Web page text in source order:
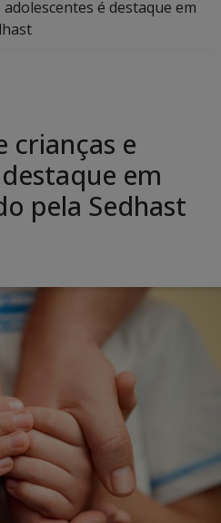
é destaque em
crianças e
em
pela Sedhast